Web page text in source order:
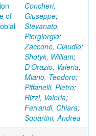
of
Concheri,
Giuseppe;
Stevanato,
Piergiorgio;
Zaccone, Claudio;
Shotyk, William;
D’Orazio, Valeria;
Miano, Teodoro;
Piffanelli, Pietro;
Rizzi, Valeria;
Ferrandi, Chiara;
Squartini, Andrea